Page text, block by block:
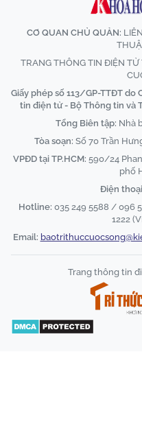
CƠ QUAN CHỦ QUẢN:
TRANG THÔNG TIN ĐIỆN
Giấy phép số 113/GP-TTĐT
tin điện tử - Bộ Thông tin và
Tổng Biên tập: Nhà
Tòa soạn: Số 70 Trần
VPĐD tại TP.HCM: 590/24
phố
Điện
Hotline: 035 249 5588 / 096
1222
Email:
Trang thông tin